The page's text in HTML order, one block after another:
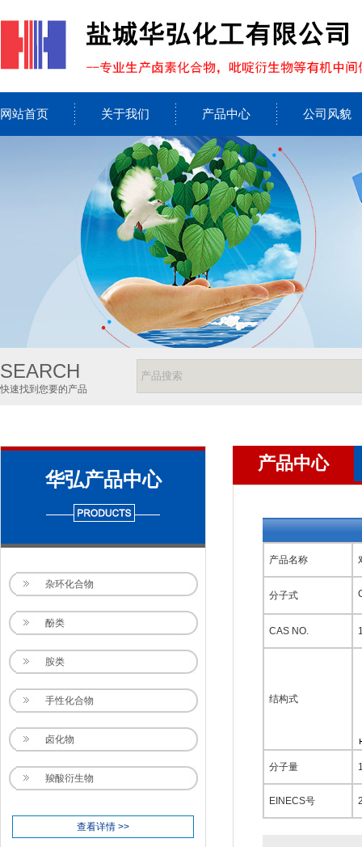
网站首页 关于我们 产品中心 公司风貌
SEARCH
快速找到您要的产品
华弘产品中心
杂环化合物
酚类
胺类
手性化合物
卤化物
羧酸衍生物
查看详情 >>
产品中心
产品名称
分子式
CAS NO.
结构式
分子量
EINECS号